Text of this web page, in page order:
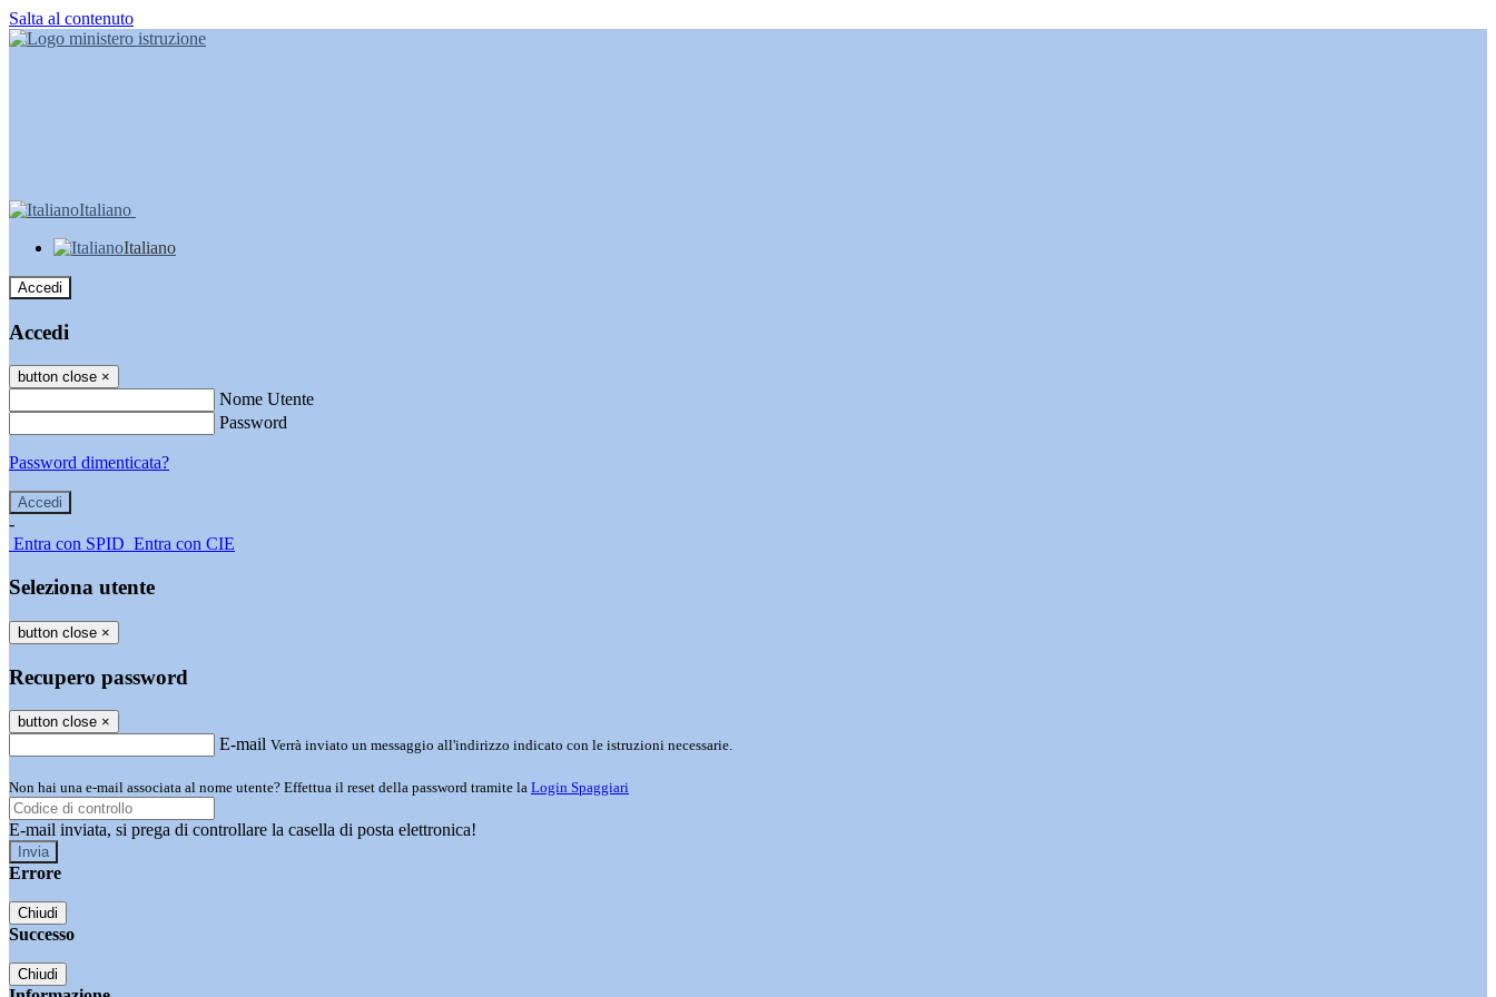
Salta al contenuto
Italiano
Italiano
Accedi
Accedi
button close ×
Nome Utente
Password
Password dimenticata?
-
Entra con SPID Entra con CIE
Seleziona utente
button close ×
Recupero password
button close ×
E-mail Verrà inviato un messaggio all'indirizzo indicato con le istruzioni necessarie.
Non hai una e-mail associata al nome utente? Effettua il reset della password tramite la Login Spaggiari
E-mail inviata, si prega di controllare la casella di posta elettronica!
Errore
Chiudi
Successo
Chiudi